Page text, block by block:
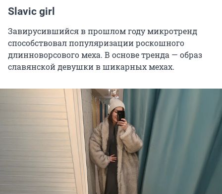
Slavic girl
Завирусившийся в прошлом году микротренд
способствовал популяризации роскошного
длинноворсового меха. В основе тренда — образ
славянской девушки в шикарных мехах.